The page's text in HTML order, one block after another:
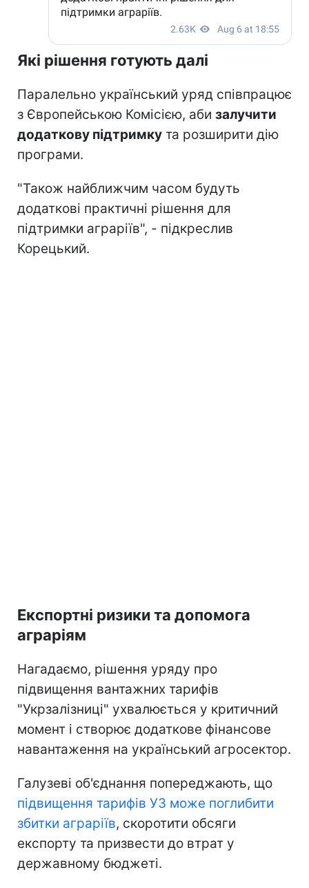
Які рішення готують далі
Паралельно український уряд співпрацює
з Європейською Комісією, аби залучити
додаткову підтримку та розширити дію
програми.
"Також найближчим часом будуть
додаткові практичні рішення для
підтримки аграріїв", - підкреслив
Корецький.
Експортні ризики та допомога
аграріям
Нагадаємо, рішення уряду про
підвищення вантажних тарифів
"Укрзалізниці" ухвалюється у критичний
момент і створює додаткове фінансове
навантаження на український агросектор.
Галузеві об'єднання попереджають, що
підвищення тарифів УЗ може поглибити
збитки аграріїв, скоротити обсяги
експорту та призвести до втрат у
державному бюджеті.